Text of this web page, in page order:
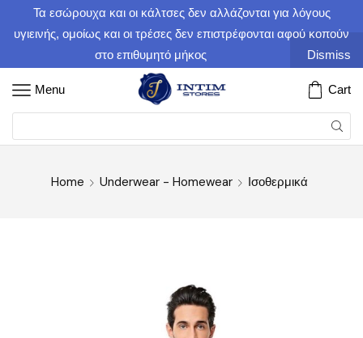
Τα εσώρουχα και οι κάλτσες δεν αλλάζονται για λόγους
υγιεινής, ομοίως και οι τρέσες δεν επιστρέφονται αφού κοπούν
στο επιθυμητό μήκος
Dismiss
Menu Cart
Home Underwear - Homewear Ισοθερμικά